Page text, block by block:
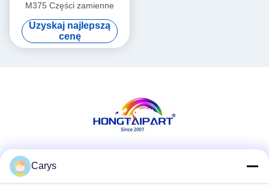
M375 Części zamienne
Uzyskaj najlepszą
cenę
Carys